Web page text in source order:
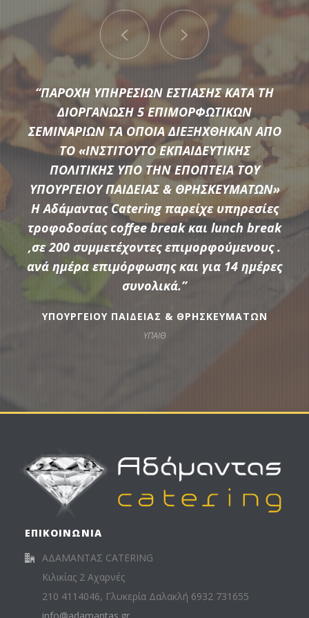
Μια μεγάλη ποικιλία από τις πιο σύγχρονες προτάσεις της
αγοράς συνθέτουν τον εξοπλισμό που διαθέτει η
Αδάμαντας Catering για να υποστηρίξουμε τις ξεχωριστές
ανάγκες κάθε εκδήλωσης.
ΠΕΡΙΣΣΟΤΕΡΑ
“ΠΑΡΟΧΗ ΥΠΗΡΕΣΙΩΝ ΕΣΤΙΑΣΗΣ ΚΑΤΑ ΤΗ
ΔΙΟΡΓΑΝΩΣΗ 5 ΕΠΙΜΟΡΦΩΤΙΚΩΝ
ΣΕΜΙΝΑΡΙΩΝ ΤΑ ΟΠΟΙΑ ΔΙΕΞΗΧΘΗΚΑΝ ΑΠΟ
ΤΟ «ΙΝΣΤΙΤΟΥΤΟ ΕΚΠΑΙΔΕΥΤΙΚΗΣ
ΠΟΛΙΤΙΚΗΣ ΥΠΟ ΤΗΝ ΕΠΟΠΤΕΙΑ ΤΟΥ
ΥΠΟΥΡΓΕΙΟΥ ΠΑΙΔΕΙΑΣ & ΘΡΗΣΚΕΥΜΑΤΩΝ»
Η Αδάμαντας Catering παρείχε υπηρεσίες
τροφοδοσίας coffee break και lunch break
,σε 200 συμμετέχοντες επιμορφούμενους .
ανά ημέρα επιμόρφωσης και για 14 ημέρες
συνολικά.”
ΥΠΟΥΡΓΕΙΟΥ ΠΑΙΔΕΙΑΣ & ΘΡΗΣΚΕΥΜΑΤΩΝ
ΥΠΑΙΘ
ΕΠΙΚΟΙΝΩΝΙΑ
ΑΔΑΜΑΝΤΑΣ CATERING
Κιλικίας 2 Αχαρνές
210 4114046, Γλυκερία Δαλακλή 6932 731655